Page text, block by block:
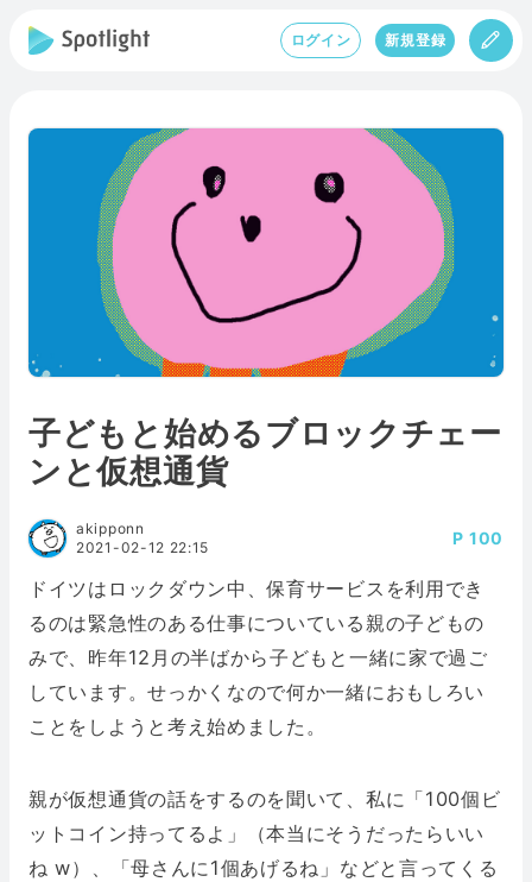
ログイン 新規登録
子どもと始めるブロックチェー
ンと仮想通貨
akipponn
2021-02-12 22:15
100
ドイツはロックダウン中、保育サービスを利用でき
るのは緊急性のある仕事についている親の子どもの
みで、昨年12月の半ばから子どもと一緒に家で過ご
しています。せっかくなので何か一緒におもしろい
ことをしようと考え始めました。
親が仮想通貨の話をするのを聞いて、私に「100個ビ
ットコイン持ってるよ」（本当にそうだったらいい
ね w）、「母さんに1個あげるね」などと言ってくる